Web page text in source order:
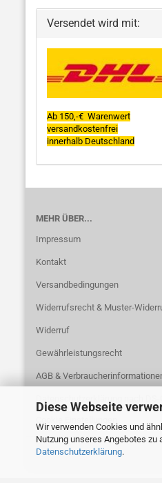
Diese Webseite
Wir verwenden Cookies und
Nutzung unseres Angebotes
Datenschutzerklärung.
Versendet wird mit:
Ab 150,-€ Warenwert
versandkostenfrei
innerhalb Deutschland
MEHR ÜBER...
Impressum
Kontakt
Versandbedingungen
Widerrufsrecht & Muster-
Widerruf
Gewährleistungsrecht
AGB &